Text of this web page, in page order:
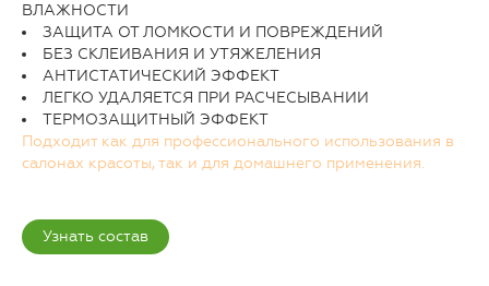
ВЛАЖНОСТИ
ЗАЩИТА ОТ ЛОМКОСТИ И ПОВРЕЖДЕНИЙ
БЕЗ СКЛЕИВАНИЯ И УТЯЖЕЛЕНИЯ
АНТИСТАТИЧЕСКИЙ ЭФФЕКТ
ЛЕГКО УДАЛЯЕТСЯ ПРИ РАСЧЕСЫВАНИИ
ТЕРМОЗАЩИТНЫЙ ЭФФЕКТ
Подходит как для профессионального использования в
салонах красоты, так и для домашнего применения.
Узнать состав